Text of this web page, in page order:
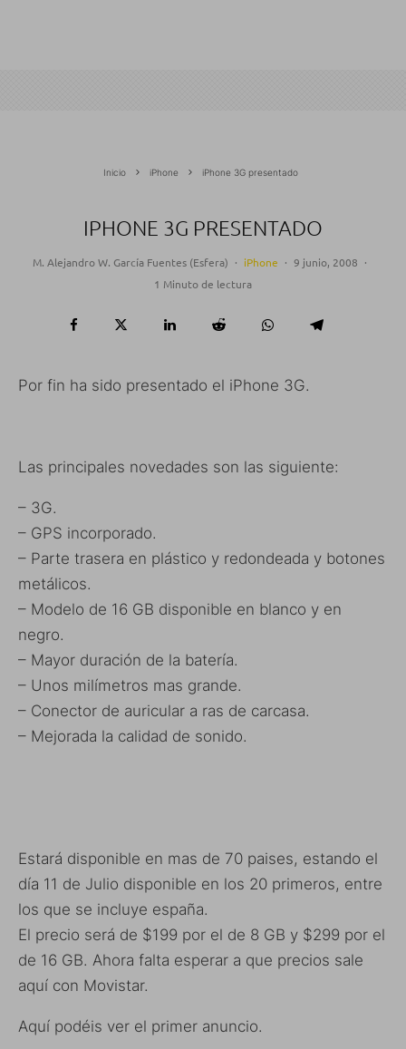
Inicio iPhone iPhone 3G presentado
IPHONE 3G PRESENTADO
M. Alejandro W. García Fuentes (Esfera) · iPhone · 9 junio, 2008 ·
1 Minuto de lectura
Por fin ha sido presentado el iPhone 3G.
Las principales novedades son las siguiente:
– 3G.
– GPS incorporado.
– Parte trasera en plástico y redondeada y botones
metálicos.
– Modelo de 16 GB disponible en blanco y en
negro.
– Mayor duración de la batería.
– Unos milímetros mas grande.
– Conector de auricular a ras de carcasa.
– Mejorada la calidad de sonido.
Estará disponible en mas de 70 paises, estando el
día 11 de Julio disponible en los 20 primeros, entre
los que se incluye españa.
El precio será de $199 por el de 8 GB y $299 por el
de 16 GB. Ahora falta esperar a que precios sale
aquí con Movistar.
Aquí podéis ver el primer anuncio.